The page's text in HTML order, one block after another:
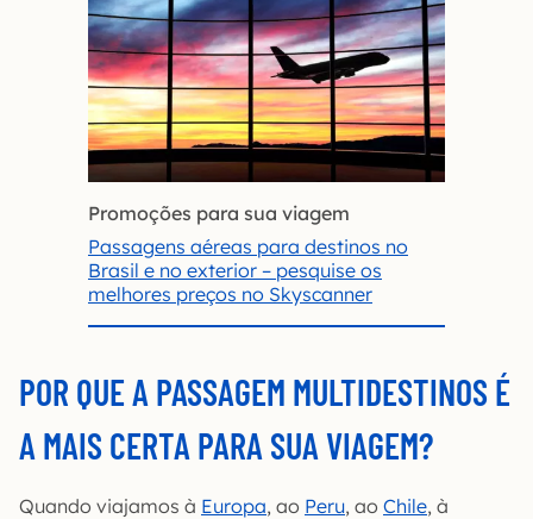
Promoções para sua viagem
Passagens aéreas para destinos no
Brasil e no exterior – pesquise os
melhores preços no Skyscanner
POR QUE A PASSAGEM MULTIDESTINOS É
A MAIS CERTA PARA SUA VIAGEM?
Quando viajamos à Europa, ao Peru, ao Chile, à